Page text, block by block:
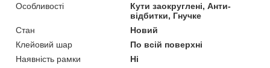
Особливості
Кути заокруглені, Анти-
відбитки, Гнучке
Стан
Новий
Клейовий шар
По всій поверхні
Наявність рамки
Ні